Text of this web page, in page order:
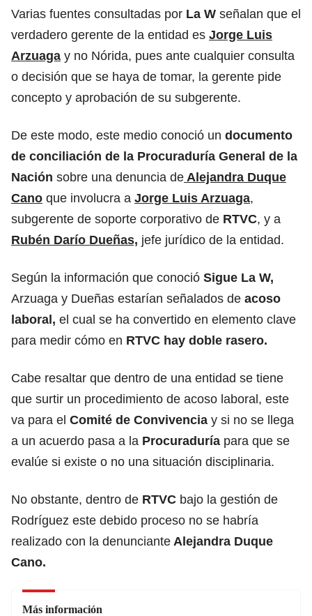
Varias fuentes consultadas por La W señalan que el
verdadero gerente de la entidad es Jorge Luis
Arzuaga y no Nórida, pues ante cualquier consulta
o decisión que se haya de tomar, la gerente pide
concepto y aprobación de su subgerente.
De este modo, este medio conoció un documento
de conciliación de la Procuraduría General de la
Nación sobre una denuncia de Alejandra Duque
Cano que involucra a Jorge Luis Arzuaga,
subgerente de soporte corporativo de RTVC, y a
Rubén Darío Dueñas, jefe jurídico de la entidad.
Según la información que conoció Sigue La W,
Arzuaga y Dueñas estarían señalados de acoso
laboral, el cual se ha convertido en elemento clave
para medir cómo en RTVC hay doble rasero.
Cabe resaltar que dentro de una entidad se tiene
que surtir un procedimiento de acoso laboral, este
va para el Comité de Convivencia y si no se llega
a un acuerdo pasa a la Procuraduría para que se
evalúe si existe o no una situación disciplinaria.
No obstante, dentro de RTVC bajo la gestión de
Rodríguez este debido proceso no se habría
realizado con la denunciante Alejandra Duque
Cano.
Más información